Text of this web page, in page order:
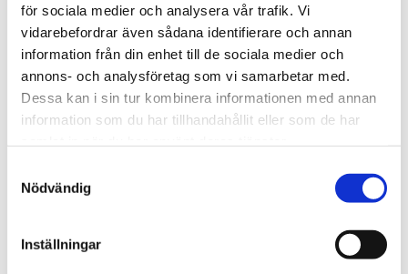
för sociala medier och analysera vår trafik. Vi
vidarebefordrar även sådana identifierare och annan
information från din enhet till de sociala medier och
annons- och analysföretag som vi samarbetar med.
Dessa kan i sin tur kombinera informationen med annan
information som du har tillhandahållit eller som de har
Nödvändig
Inställningar
Effektiv träning av handled, underarm och axel med
kontrollerade rörelser
CanDo® Pronation/Supination Wrist Exercise Wheel är ett
funktionellt träningsredskap utvecklat för målinriktad
rehabilitering och stärkning av handled, underarm och axel.
Produkten används ofta av arbetsterapeuter, fysioterapeuter
och annan vårdpersonal för rehabilitering efter operationer,
extremiteterna.
pronations- och supinationsövningar som hjälper till att
förbättra rörlighet, koordination och muskelstyrka i handled och